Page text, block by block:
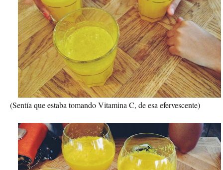
(Sentía que estaba tomando Vitamina C, de esa efervescente)